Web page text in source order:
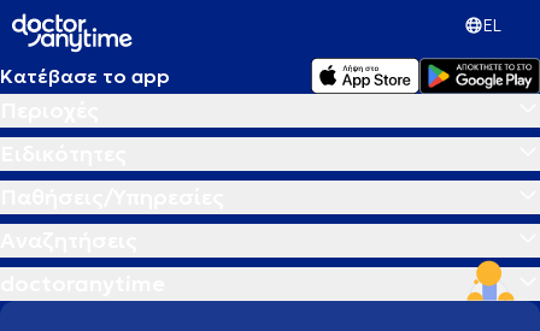
EL
Κατέβασε το app